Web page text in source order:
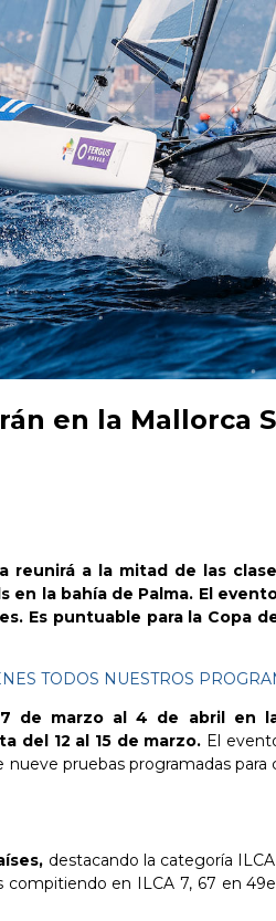
en la Mallorca
reunirá a la mitad de las
en la bahía de Palma. El
Es puntuable para la Copa
TODOS NUESTROS
de marzo al 4 de abril en
del 12 al 15 de marzo. El
pruebas programadas para
destacando la categoría ILCA
compitiendo en ILCA 7, 67 en